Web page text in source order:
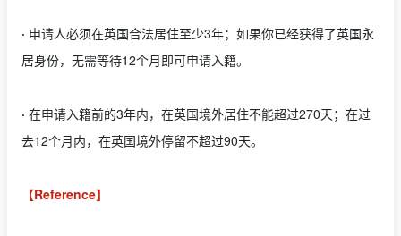
· 申请人必须在英国合法居住至少3年；如果你已经获得了英国永
居身份，无需等待12个月即可申请入籍。
· 在申请入籍前的3年内，在英国境外居住不能超过270天；在过
去12个月内，在英国境外停留不超过90天。
【Reference】